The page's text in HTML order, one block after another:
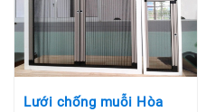
Lưới chống muỗi Hòa